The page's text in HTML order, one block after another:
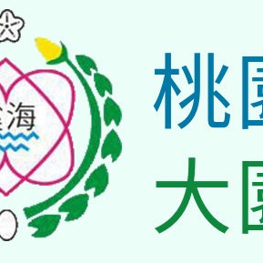
桃
大